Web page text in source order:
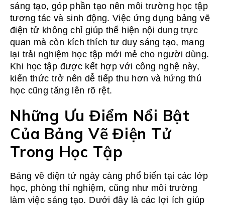
sáng tạo, góp phần tạo nên môi trường học tập
tương tác và sinh động. Việc ứng dụng bảng vẽ
điện tử không chỉ giúp thể hiện nội dung trực
quan mà còn kích thích tư duy sáng tạo, mang
lại trải nghiệm học tập mới mẻ cho người dùng.
Khi học tập được kết hợp với công nghệ này,
kiến thức trở nên dễ tiếp thu hơn và hứng thú
học cũng tăng lên rõ rệt.
Những Ưu Điểm Nổi Bật
Của Bảng Vẽ Điện Tử
Trong Học Tập
Bảng vẽ điện tử ngày càng phổ biến tại các lớp
học, phòng thí nghiệm, cũng như môi trường
làm việc sáng tạo. Dưới đây là các lợi ích giúp